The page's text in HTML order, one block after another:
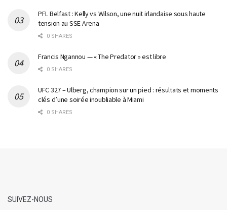
PFL Belfast : Kelly vs Wilson, une nuit irlandaise sous haute
tension au SSE Arena
0 SHARES
Francis Ngannou — « The Predator » est libre
0 SHARES
UFC 327 – Ulberg, champion sur un pied : résultats et moments
clés d’une soirée inoubliable à Miami
0 SHARES
SUIVEZ-NOUS